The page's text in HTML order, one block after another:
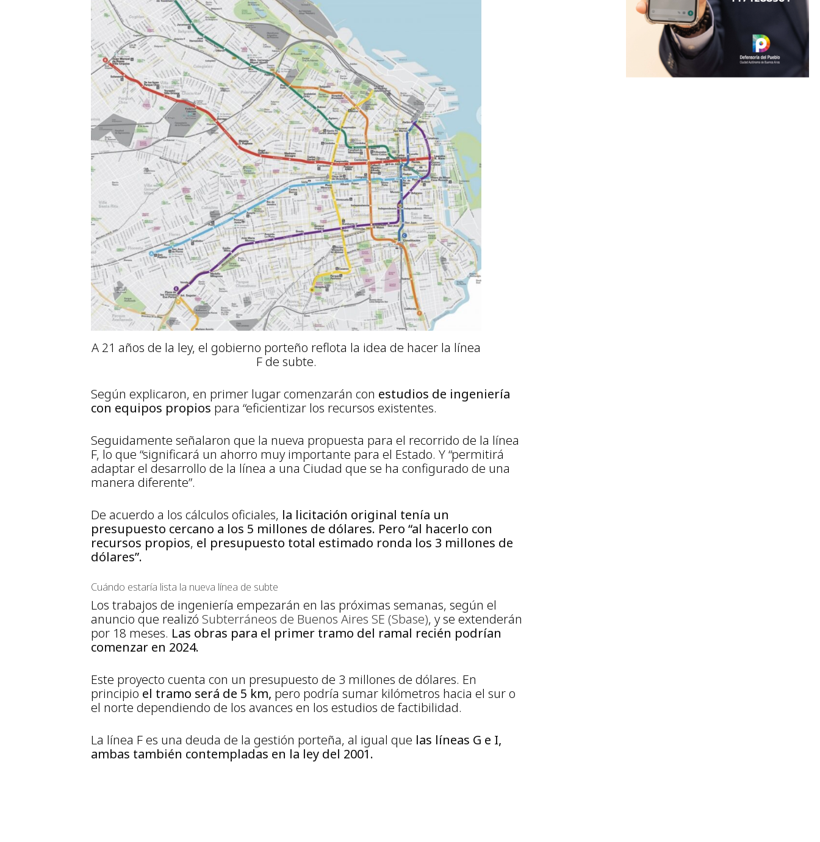
A 21 años de la ley, el gobierno porteño reflota la idea de hacer la línea
F de subte.
Según explicaron, en primer lugar comenzarán con estudios de ingeniería
con equipos propios para “eficientizar los recursos existentes.
Seguidamente señalaron que la nueva propuesta para el recorrido de la línea
F, lo que “significará un ahorro muy importante para el Estado. Y “permitirá
adaptar el desarrollo de la línea a una Ciudad que se ha configurado de una
manera diferente”.
De acuerdo a los cálculos oficiales, la licitación original tenía un
presupuesto cercano a los 5 millones de dólares. Pero “al hacerlo con
recursos propios, el presupuesto total estimado ronda los 3 millones de
dólares”.
Cuándo estaría lista la nueva línea de subte
Los trabajos de ingeniería empezarán en las próximas semanas, según el
anuncio que realizó Subterráneos de Buenos Aires SE (Sbase), y se extenderán
por 18 meses. Las obras para el primer tramo del ramal recién podrían
comenzar en 2024.
Este proyecto cuenta con un presupuesto de 3 millones de dólares. En
principio el tramo será de 5 km, pero podría sumar kilómetros hacia el sur o
el norte dependiendo de los avances en los estudios de factibilidad.
La línea F es una deuda de la gestión porteña, al igual que las líneas G e I,
ambas también contempladas en la ley del 2001.